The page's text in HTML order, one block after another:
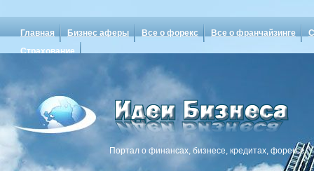
Главная Бизнес аферы Все о форекс Все о франчайзинге
Страхование
Портал о финансах, бизнесе, кредитах, форексе